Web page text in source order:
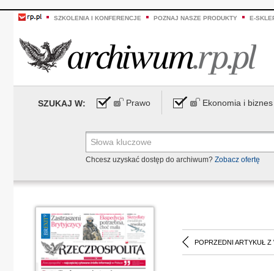
SZKOLENIA I KONFERENCJE POZNAJ NASZE PRODUKTY E-
SZUKAJ W: Prawo Ekonomia i biznes
Chcesz uzyskać dostęp do archiwum? Zobacz ofertę
POPRZEDNI ARTYKUŁ Z